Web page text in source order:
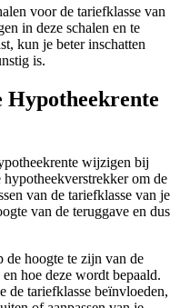
voor de tariefklasse van
in deze schalen en te
kun je beter inschatten
is.
Hypotheekrente
wijzigen bij
om de
van de tariefklasse van je
van de teruggave en dus
hoogte te zijn van de
hoe deze wordt bepaald.
de tariefklasse beïnvloeden,